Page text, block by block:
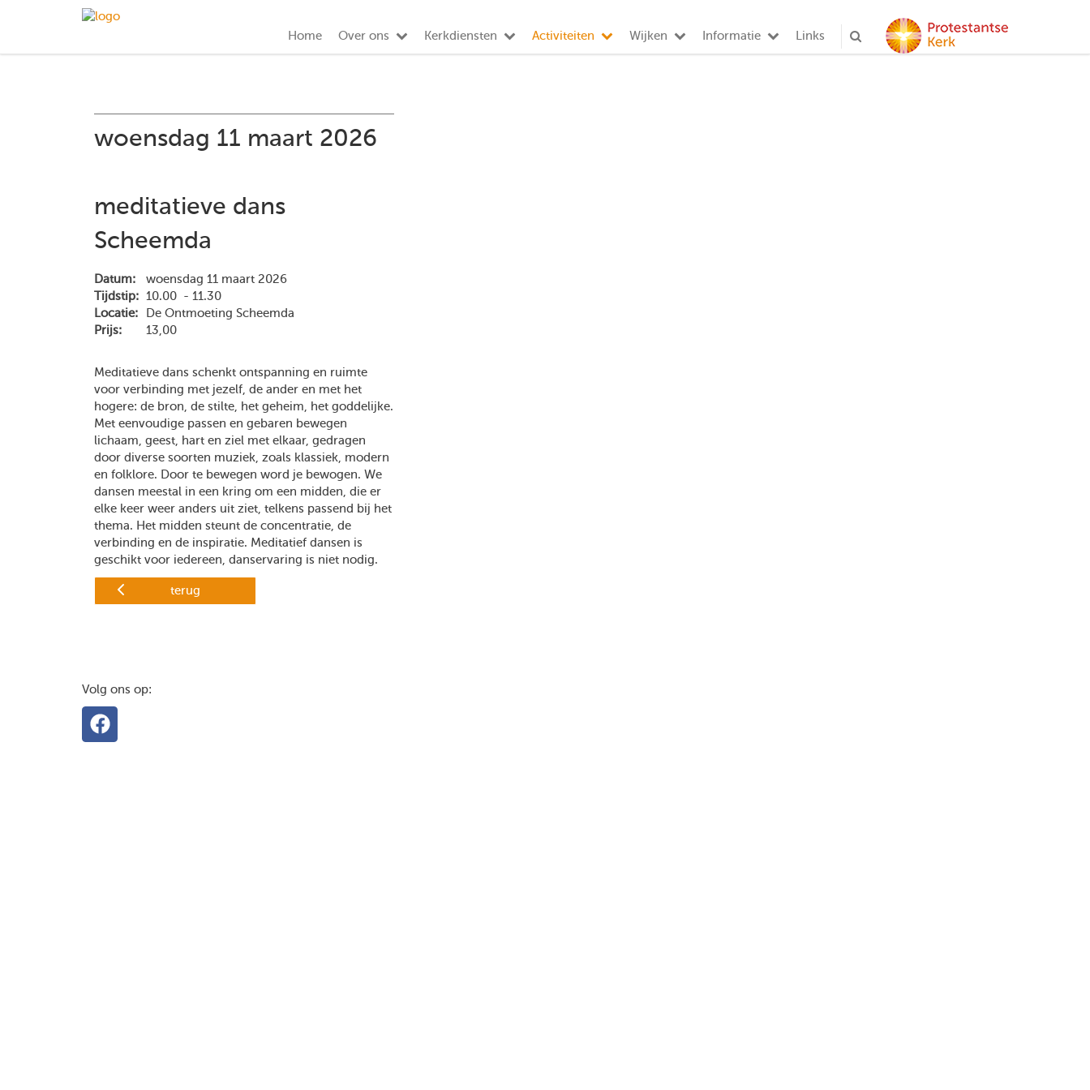
Home Over ons Kerkdiensten Activiteiten Wijken Informatie Links
woensdag 11 maart 2026
meditatieve dans
Scheemda
Datum:
woensdag 11 maart 2026
Tijdstip: 10.00 - 11.30
Locatie:
De Ontmoeting Scheemda
Prijs:
13,00
Meditatieve dans schenkt ontspanning en ruimte
voor verbinding met jezelf, de ander en met het
hogere: de bron, de stilte, het geheim, het goddelijke.
Met eenvoudige passen en gebaren bewegen
lichaam, geest, hart en ziel met elkaar, gedragen
door diverse soorten muziek, zoals klassiek, modern
en folklore. Door te bewegen word je bewogen. We
dansen meestal in een kring om een midden, die er
elke keer weer anders uit ziet, telkens passend bij het
thema. Het midden steunt de concentratie, de
verbinding en de inspiratie. Meditatief dansen is
geschikt voor iedereen, danservaring is niet nodig.
terug
Volg ons op: